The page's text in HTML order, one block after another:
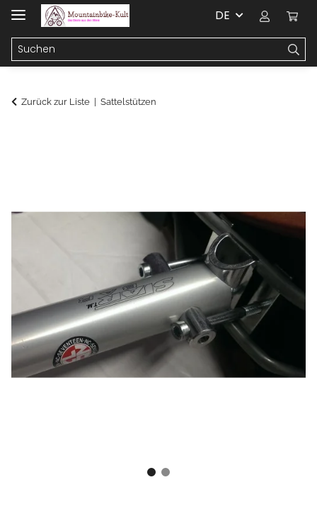
DE
Zurück zur Liste Sattelstützen